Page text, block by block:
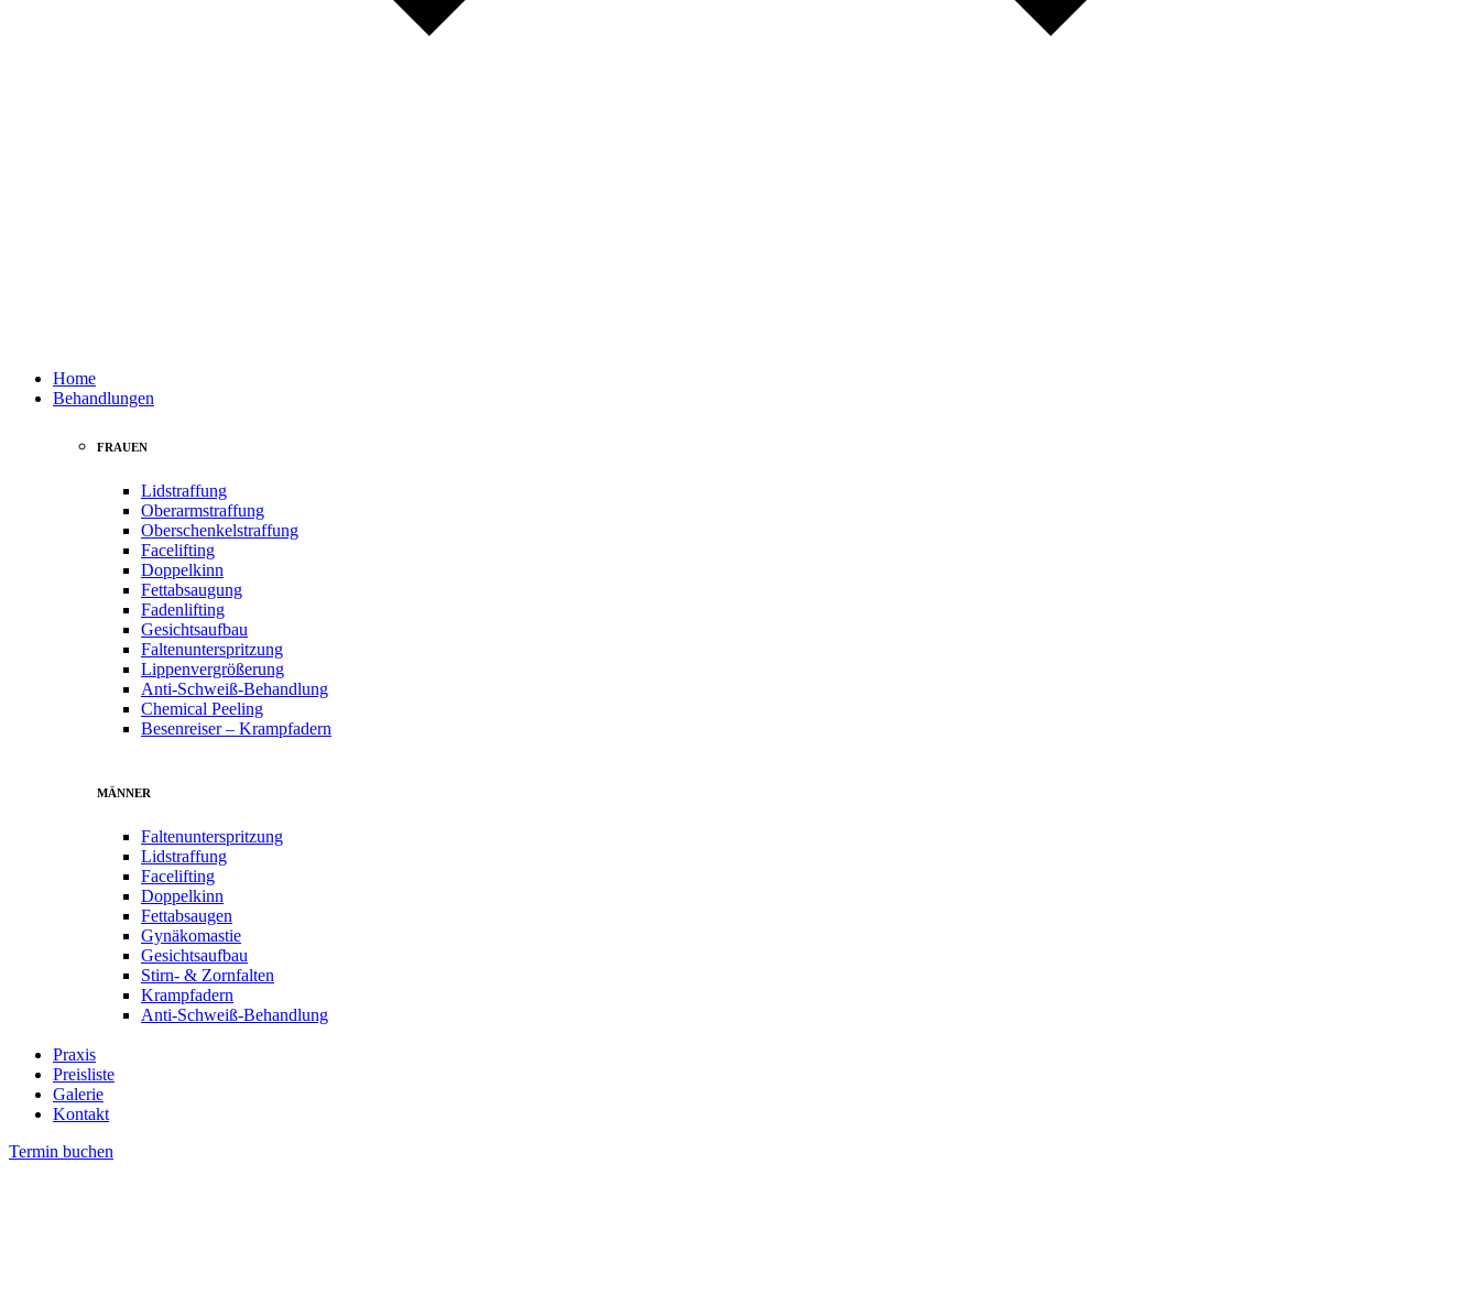
Home
Behandlungen
FRAUEN
Lidstraffung
Oberarmstraffung
Oberschenkelstraffung
Facelifting
Doppelkinn
Fettabsaugung
Fadenlifting
Gesichtsaufbau
Faltenunterspritzung
Lippenvergrößerung
Anti-Schweiß-Behandlung
Chemical Peeling
Besenreiser – Krampfadern
MÄNNER
Faltenunterspritzung
Lidstraffung
Facelifting
Doppelkinn
Fettabsaugen
Gynäkomastie
Gesichtsaufbau
Stirn- & Zornfalten
Krampfadern
Anti-Schweiß-Behandlung
Praxis
Preisliste
Galerie
Kontakt
Termin buchen